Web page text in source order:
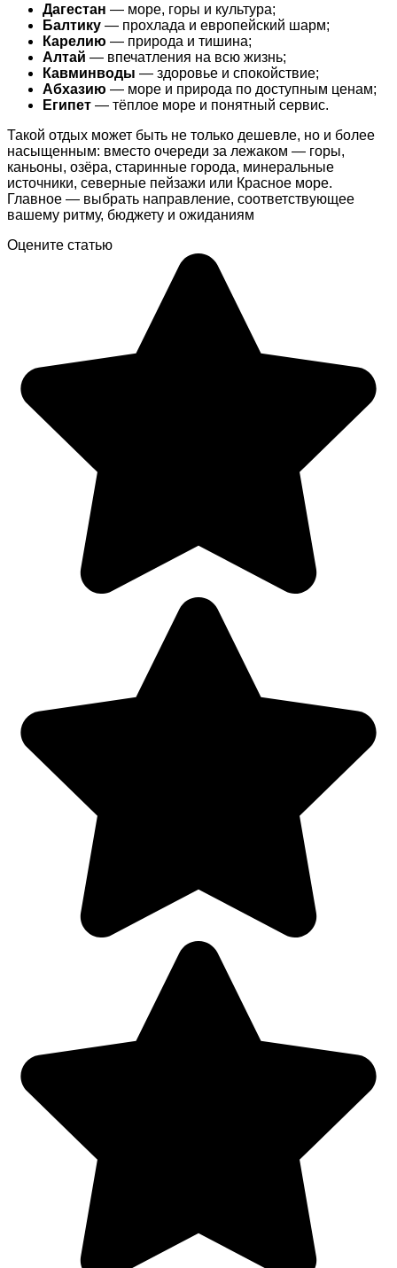
Дагестан — море, горы и культура;
Балтику — прохлада и европейский шарм;
Карелию — природа и тишина;
Алтай — впечатления на всю жизнь;
Кавминводы — здоровье и спокойствие;
Абхазию — море и природа по доступным ценам;
Египет — тёплое море и понятный сервис.
Такой отдых может быть не только дешевле, но и более
насыщенным: вместо очереди за лежаком — горы,
каньоны, озёра, старинные города, минеральные
источники, северные пейзажи или Красное море.
Главное — выбрать направление, соответствующее
вашему ритму, бюджету и ожиданиям
Оцените статью